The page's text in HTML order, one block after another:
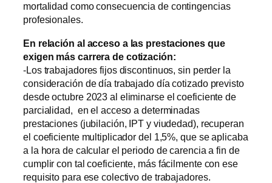
mortalidad como consecuencia de contingencias
profesionales.
En relación al acceso a las prestaciones que
exigen más carrera de cotización:
-Los trabajadores fijos discontinuos, sin perder la
consideración de día trabajado día cotizado previsto
desde octubre 2023 al eliminarse el coeficiente de
parcialidad, en el acceso a determinadas
prestaciones (jubilación, IPT y viudedad), recuperan
el coeficiente multiplicador del 1,5%, que se aplicaba
a la hora de calcular el periodo de carencia a fin de
cumplir con tal coeficiente, más fácilmente con ese
requisito para ese colectivo de trabajadores.